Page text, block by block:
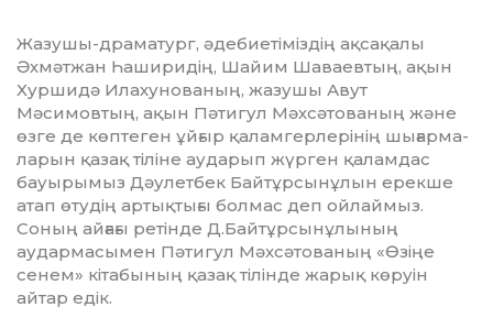
Жазушы-драматург, әдебиетіміздің ақ­са­қалы
Әхмәтжан Һаширидің, Шайим Шаваевтың, ақын
Хуршидә Илаху­нова­ның, жазушы Авут
Мәсимовтың, ақын Пәтигул Мәхсәтованың және
өзге де көп­теген ұйғыр қаламгерлерінің шығарма­
ла­рын қазақ тіліне аударып жүрген қаламдас
бауырымыз Дәулетбек Байтұрсынұлын ерекше
атап өтудің артықтығы болмас деп ой­лаймыз.
Соның айғағы ретінде Д.Бай­тұрсынұлының
аудармасымен Пәтигул Мәхсәтованың «Өзіңе
сенем» кітабының қазақ тілінде жарық көруін
айтар едік.